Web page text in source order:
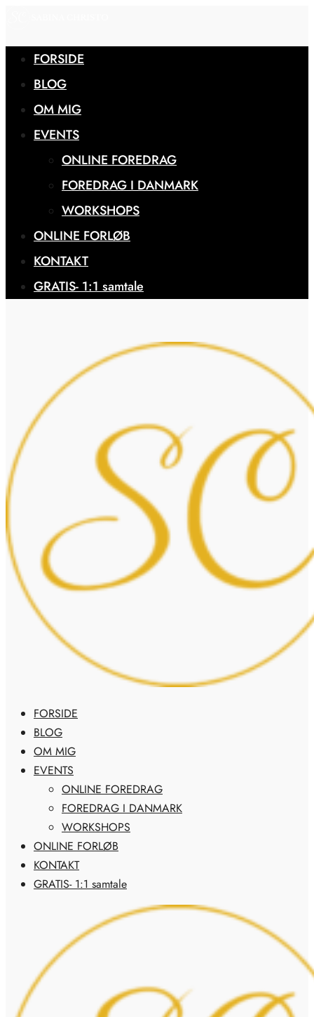
FORSIDE
BLOG
OM MIG
EVENTS
ONLINE FOREDRAG
FOREDRAG I DANMARK
WORKSHOPS
ONLINE FORLØB
KONTAKT
GRATIS- 1:1 samtale
FORSIDE
BLOG
OM MIG
EVENTS
ONLINE FOREDRAG
FOREDRAG I DANMARK
WORKSHOPS
ONLINE FORLØB
KONTAKT
GRATIS- 1:1 samtale